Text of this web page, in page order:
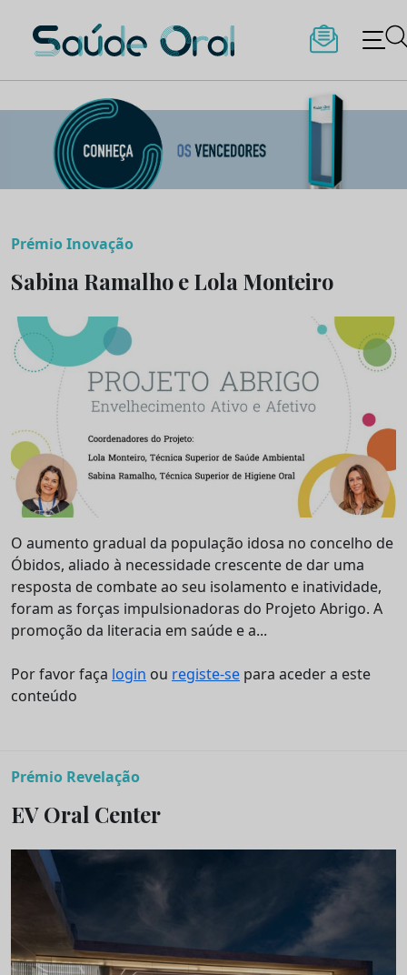
to
Saúde Oral
Prémio Inovação
Sabina Ramalho e Lola Monteiro
O aumento gradual da população idosa no concelho de
Óbidos, aliado à necessidade crescente de dar uma
resposta de combate ao seu isolamento e inatividade,
foram as forças impulsionadoras do Projeto Abrigo. A
promoção da literacia em saúde e a...
Por favor faça login ou registe-se para aceder a este
conteúdo
Prémio Revelação
EV Oral Center